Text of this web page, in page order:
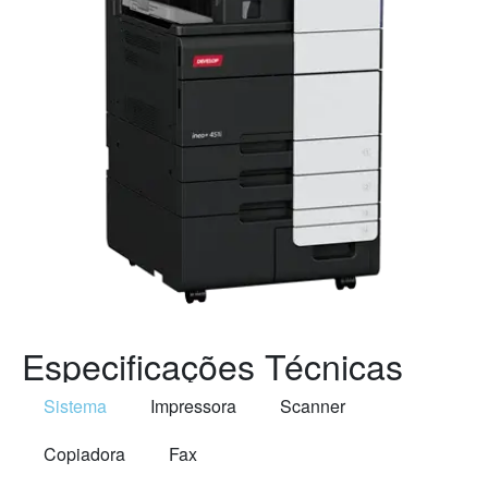
Especificações Técnicas
Sistema Impressora
Scanner
Copiadora
Fax